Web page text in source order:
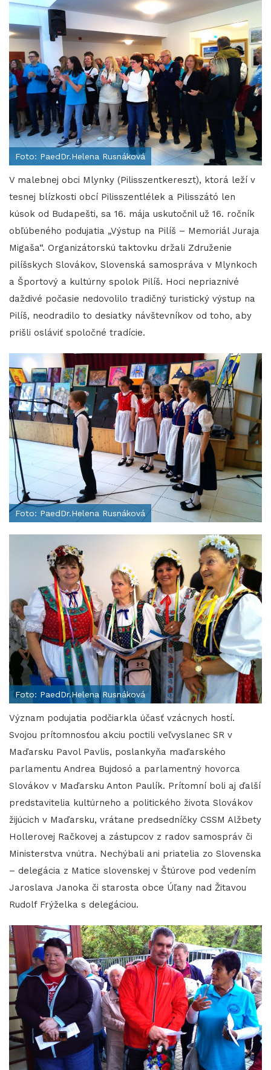
Foto: PaedDr.Helena Rusnáková
V malebnej obci Mlynky (Pilisszentkereszt), ktorá leží v
tesnej blízkosti obcí Pilisszentlélek a Pilisszátó len
kúsok od Budapešti, sa 16. mája uskutočnil už 16. ročník
obľúbeného podujatia „Výstup na Pilíš – Memoriál Juraja
Migaša“. Organizátorskú taktovku držali Združenie
pilíšskych Slovákov, Slovenská samospráva v Mlynkoch
a Športový a kultúrny spolok Pilíš. Hoci nepriaznivé
daždivé počasie nedovolilo tradičný turistický výstup na
Pilíš, neodradilo to desiatky návštevníkov od toho, aby
prišli osláviť spoločné tradície.
Foto: PaedDr.Helena Rusnáková
Foto: PaedDr.Helena Rusnáková
Význam podujatia podčiarkla účasť vzácnych hostí.
Svojou prítomnosťou akciu poctili veľvyslanec SR v
Maďarsku Pavol Pavlis, poslankyňa maďarského
parlamentu Andrea Bujdosó a parlamentný hovorca
Slovákov v Maďarsku Anton Paulík. Prítomní boli aj ďalší
predstavitelia kultúrneho a politického života Slovákov
žijúcich v Maďarsku, vrátane predsedníčky CSSM Alžbety
Hollerovej Račkovej a zástupcov z radov samospráv či
Ministerstva vnútra. Nechýbali ani priatelia zo Slovenska
– delegácia z Matice slovenskej v Štúrove pod vedením
Jaroslava Janoka či starosta obce Úľany nad Žitavou
Rudolf Frýželka s delegáciou.